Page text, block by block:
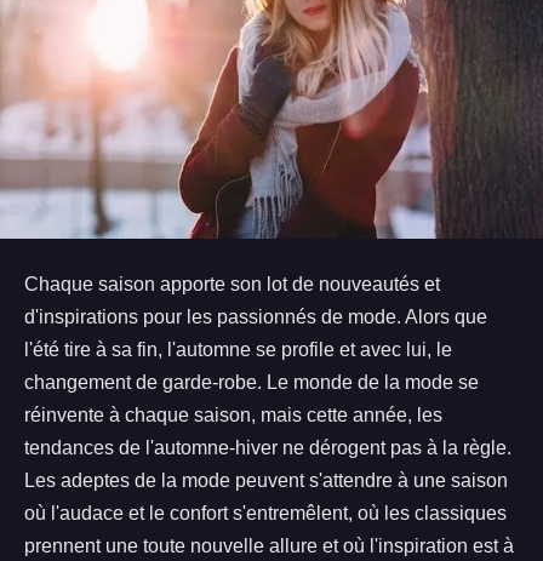
Chaque saison apporte son lot de nouveautés et
d'inspirations pour les passionnés de mode. Alors que
l'été tire à sa fin, l'automne se profile et avec lui, le
changement de garde-robe. Le monde de la mode se
réinvente à chaque saison, mais cette année, les
tendances de l'automne-hiver ne dérogent pas à la règle.
Les adeptes de la mode peuvent s'attendre à une saison
où l'audace et le confort s'entremêlent, où les classiques
prennent une toute nouvelle allure et où l'inspiration est à